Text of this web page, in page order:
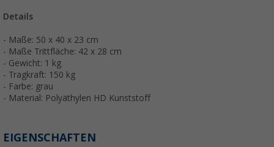
Details
- Maße: 50 x 40 x 23 cm
- Maße Trittfläche: 42 x 28 cm
- Gewicht: 1 kg
- Tragkraft: 150 kg
- Farbe: grau
- Material: Polyäthylen HD Kunststoff
EIGENSCHAFTEN